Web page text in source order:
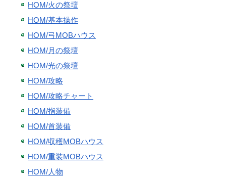
HOM/火の祭壇
HOM/基本操作
HOM/弓MOBハウス
HOM/月の祭壇
HOM/光の祭壇
HOM/攻略
HOM/攻略チャート
HOM/指装備
HOM/首装備
HOM/収穫MOBハウス
HOM/重装MOBハウス
HOM/人物